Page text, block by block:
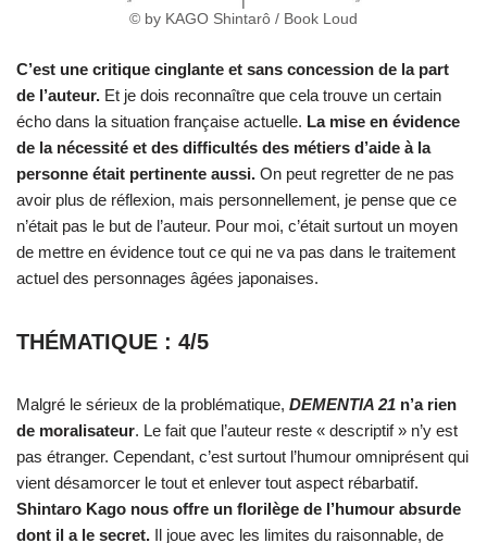
© by KAGO Shintarô / Book Loud
C’est une critique cinglante et sans concession de la part
de l’auteur. Et je dois reconnaître que cela trouve un certain
écho dans la situation française actuelle. La mise en évidence
de la nécessité et des difficultés des métiers d’aide à la
personne était pertinente aussi. On peut regretter de ne pas
avoir plus de réflexion, mais personnellement, je pense que ce
n’était pas le but de l’auteur. Pour moi, c’était surtout un moyen
de mettre en évidence tout ce qui ne va pas dans le traitement
actuel des personnages âgées japonaises.
THÉMATIQUE : 4/5
Malgré le sérieux de la problématique, DEMENTIA 21 n’a rien
de moralisateur. Le fait que l’auteur reste « descriptif » n’y est
pas étranger. Cependant, c’est surtout l’humour omniprésent qui
vient désamorcer le tout et enlever tout aspect rébarbatif.
Shintaro Kago nous offre un florilège de l’humour absurde
dont il a le secret. Il joue avec les limites du raisonnable, de